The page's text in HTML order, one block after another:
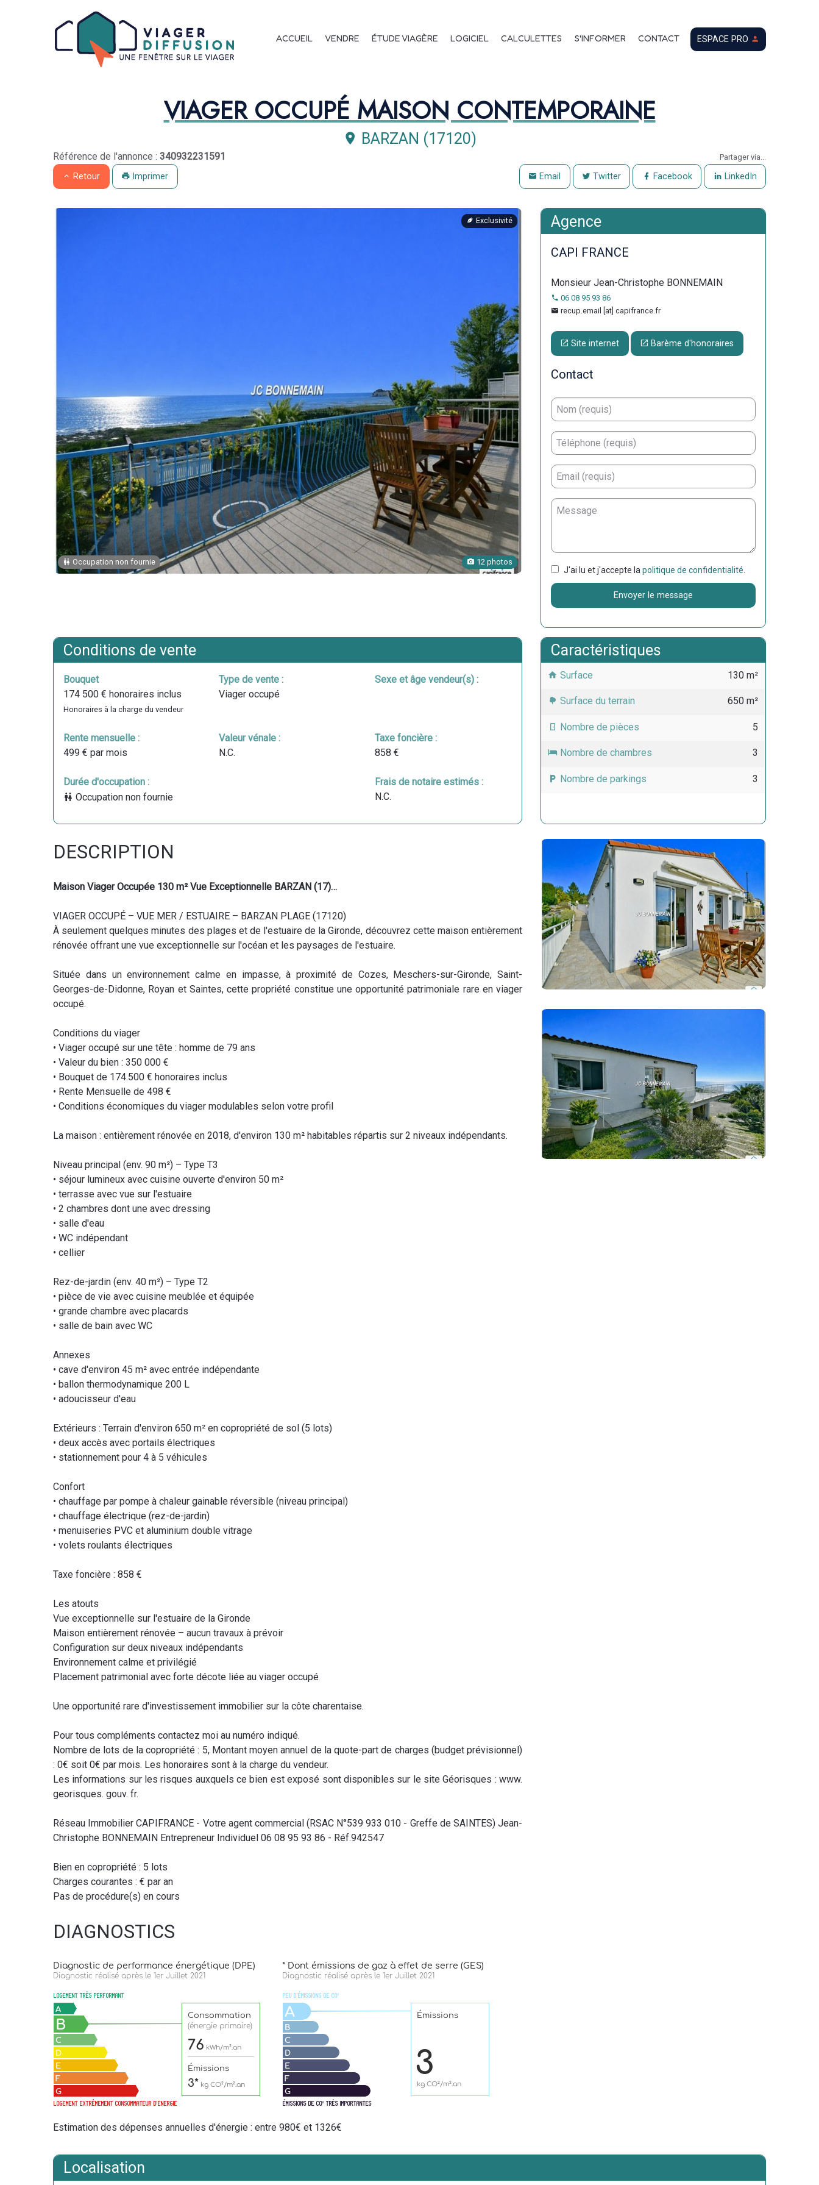
Maison Viager Occupée 130 m² Vue Exceptionnelle BARZAN
EN-TÊTE
Navigation principale
ACCUEIL VENDRE ÉTUDE VIAGÈRE LOGICIEL CALCULETTES S'INFORMER CONTACT ESPACE PRO
VIAGER OCCUPÉ MAISON CONTEMPORAINE
BARZAN (17120)
Navigation catalogue
Référence de l'annonce : 340932231591
Retour Imprimer
Partager via...
Email Twitter Facebook LinkedIn
Exclusivité
Occupation non fournie 12 photos
Agence
CAPI FRANCE
Monsieur Jean-Christophe BONNEMAIN
06 08 95 93 86
recup.email [at] capifrance.fr
Site internet Barème d'honoraires
Contact
J'ai lu et j'accepte lapolitique de confidentialité.
Envoyer le message
Conditions de vente
Bouquet
174 500 € honoraires inclus
Honoraires à la charge du vendeur
Rente mensuelle :
499 € par mois
Durée d'occupation :
Occupation non fournie
Type de vente :
Viager occupé
Valeur vénale :
N.C.
Sexe et âge vendeur(s) :
Taxe foncière :
858 €
Frais de notaire estimés :
N.C.
Caractéristiques
Surface 130 m²
Surface du terrain 650 m²
Nombre de pièces 5
Nombre de chambres 3
Nombre de parkings 3
DESCRIPTION
Maison Viager Occupée 130 m² Vue Exceptionnelle BARZAN (17)…
VIAGER OCCUPÉ – VUE MER / ESTUAIRE – BARZAN PLAGE (17120)
À seulement quelques minutes des plages et de l'estuaire de la Gironde, découvrez cette maison entièrement
rénovée offrant une vue exceptionnelle sur l'océan et les paysages de l'estuaire.
Située dans un environnement calme en impasse, à proximité de Cozes, Meschers-sur-Gironde, Saint-
Georges-de-Didonne, Royan et Saintes, cette propriété constitue une opportunité patrimoniale rare en viager
occupé.
Conditions du viager
• Viager occupé sur une tête : homme de 79 ans
• Valeur du bien : 350 000 €
• Bouquet de 174.500 € honoraires inclus
• Rente Mensuelle de 498 €
• Conditions économiques du viager modulables selon votre profil
La maison : entièrement rénovée en 2018, d'environ 130 m² habitables répartis sur 2 niveaux indépendants.
Niveau principal (env. 90 m²) – Type T3
• séjour lumineux avec cuisine ouverte d'environ 50 m²
• terrasse avec vue sur l'estuaire
• 2 chambres dont une avec dressing
• salle d'eau
• WC indépendant
• cellier
Rez-de-jardin (env. 40 m²) – Type T2
• pièce de vie avec cuisine meublée et équipée
• grande chambre avec placards
• salle de bain avec WC
Annexes
• cave d'environ 45 m² avec entrée indépendante
• ballon thermodynamique 200 L
• adoucisseur d'eau
Extérieurs : Terrain d'environ 650 m² en copropriété de sol (5 lots)
• deux accès avec portails électriques
• stationnement pour 4 à 5 véhicules
Confort
• chauffage par pompe à chaleur gainable réversible (niveau principal)
• chauffage électrique (rez-de-jardin)
• menuiseries PVC et aluminium double vitrage
• volets roulants électriques
Taxe foncière : 858 €
Les atouts
Vue exceptionnelle sur l'estuaire de la Gironde
Maison entièrement rénovée – aucun travaux à prévoir
Configuration sur deux niveaux indépendants
Environnement calme et privilégié
Placement patrimonial avec forte décote liée au viager occupé
Une opportunité rare d'investissement immobilier sur la côte charentaise.
Pour tous compléments contactez moi au numéro indiqué.
Nombre de lots de la copropriété : 5, Montant moyen annuel de la quote-part de charges (budget prévisionnel)
: 0€ soit 0€ par mois. Les honoraires sont à la charge du vendeur.
Les informations sur les risques auxquels ce bien est exposé sont disponibles sur le site Géorisques : www.
georisques. gouv. fr.
Réseau Immobilier CAPIFRANCE - Votre agent commercial (RSAC N°539 933 010 - Greffe de SAINTES) Jean-
Christophe BONNEMAIN Entrepreneur Individuel 06 08 95 93 86 - Réf.942547
Bien en copropriété : 5 lots
Charges courantes : € par an
Pas de procédure(s) en cours
DIAGNOSTICS
Estimation des dépenses annuelles d'énergie : entre 980€ et 1326€
Localisation